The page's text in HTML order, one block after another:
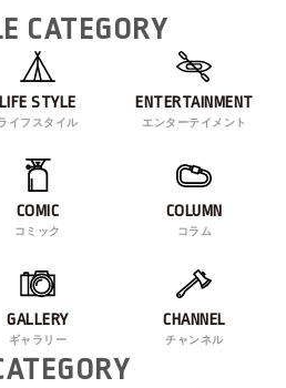
CATEGORY
LIFE STYLE
イフスタイル
ENTERTAINMENT
エンターテイメント
COMIC
コミック
COLUMN
コラム
GALLERY
ギャラリー
CHANNEL
チャンネル